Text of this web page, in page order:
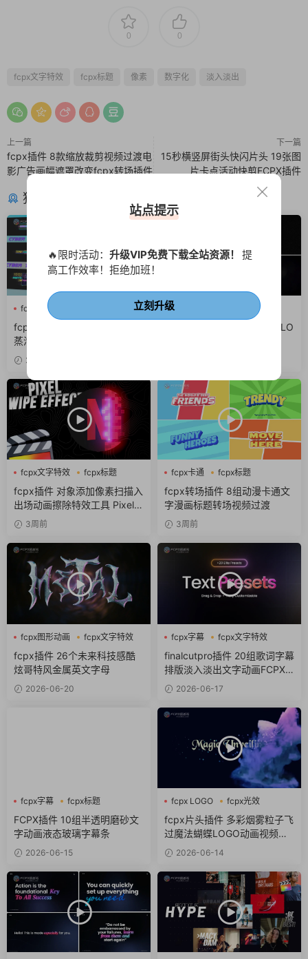
0 0
fcpx文字特效 fcpx标题 像素 数字化 淡入淡出
上一篇
fcpx插件 8款缩放裁剪视频过渡电
影广告画幅遮罩改变fcpx转场插件
下一篇
15秒横竖屏街头快闪片头 19张图
片卡点活动快剪FCPX插件
猜你喜欢
fcpx字幕
fcpx片头
fcpx插件 12组赛博朋克小标题
蒸汽波人名字幕条动画
2周前
fcpx文字特效
fcpx标题
故障风
fcpx插件 8个故障扭曲标题LO
fcpx文字特效
fcpx标题
像素
fcpx插件 对象添加像素扫描入
出场动画擦除特效工具 Pixel S
can3周前
fcpx卡通
fcpx标题
fcpx转场
fcpx转场插件 8组动漫卡通文
字漫画标题转场视频过渡
3周前
fcpx图形动画
fcpx文字特效
fcpx标题
fcpx插件 26个未来科技感酷
炫哥特风金属英文字母
2026-06-20
fcpx字幕
fcpx文字特效
finalcutpro插件 20组歌词字幕
排版淡入淡出文字动画FCPX
插件2026-06-17
fcpx字幕
fcpx标题
商务风
FCPX插件 10组半透明磨砂文
字动画液态玻璃字幕条
2026-06-15
fcpx LOGO
fcpx光效
fcpx标题
fcpx片头插件 多彩烟雾粒子飞
过魔法蝴蝶LOGO动画视频开
场 2026-06-14
站点提示
🔥限时活动： 升级VIP免费下载全站资源！ 提
高工作效率！拒绝加班！
立刻升级